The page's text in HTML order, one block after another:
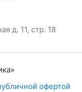
д. 11, стр. 18
»
офертой